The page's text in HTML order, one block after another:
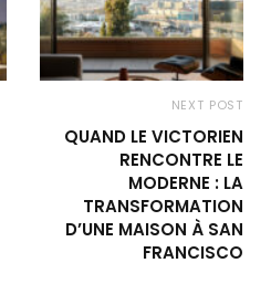
NEXT POST
QUAND LE VICTORIEN
RENCONTRE LE
MODERNE : LA
TRANSFORMATION
D’UNE MAISON À SAN
FRANCISCO